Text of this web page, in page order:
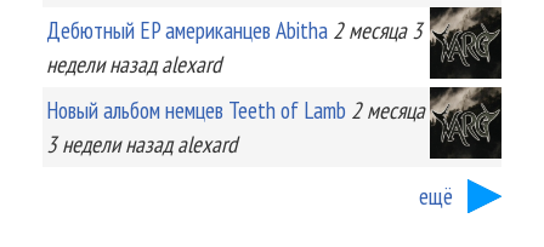
Дебютный EP американцев Abitha 2 месяца 3
неделиназад alexard
Новый альбом немцев Teeth of Lamb 2 месяца
3 неделиназад alexard
ещё